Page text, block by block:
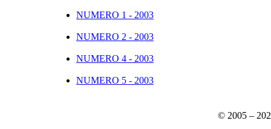
NUMERO 1 - 2003
NUMERO 2 - 2003
NUMERO 4 - 2003
NUMERO 5 - 2003
© 2005 –